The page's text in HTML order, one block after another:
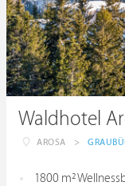
Waldhotel
AROSA >
1800 m²